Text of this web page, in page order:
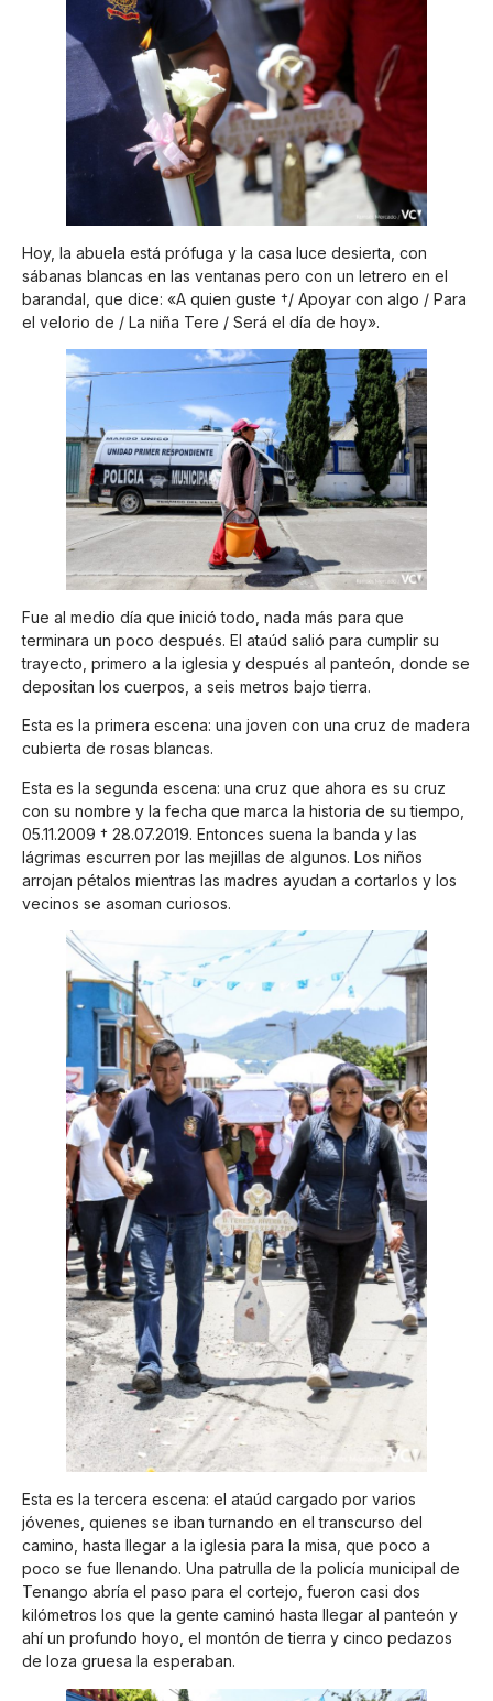
Hoy, la abuela está prófuga y la casa luce desierta, con
sábanas blancas en las ventanas pero con un letrero en el
barandal, que dice: «A quien guste †/ Apoyar con algo / Para
el velorio de / La niña Tere / Será el día de hoy».
Fue al medio día que inició todo, nada más para que
terminara un poco después. El ataúd salió para cumplir su
trayecto, primero a la iglesia y después al panteón, donde se
depositan los cuerpos, a seis metros bajo tierra.
Esta es la primera escena: una joven con una cruz de madera
cubierta de rosas blancas.
Esta es la segunda escena: una cruz que ahora es su cruz
con su nombre y la fecha que marca la historia de su tiempo,
05.11.2009 † 28.07.2019. Entonces suena la banda y las
lágrimas escurren por las mejillas de algunos. Los niños
arrojan pétalos mientras las madres ayudan a cortarlos y los
vecinos se asoman curiosos.
Esta es la tercera escena: el ataúd cargado por varios
jóvenes, quienes se iban turnando en el transcurso del
camino, hasta llegar a la iglesia para la misa, que poco a
poco se fue llenando. Una patrulla de la policía municipal de
Tenango abría el paso para el cortejo, fueron casi dos
kilómetros los que la gente caminó hasta llegar al panteón y
ahí un profundo hoyo, el montón de tierra y cinco pedazos
de loza gruesa la esperaban.